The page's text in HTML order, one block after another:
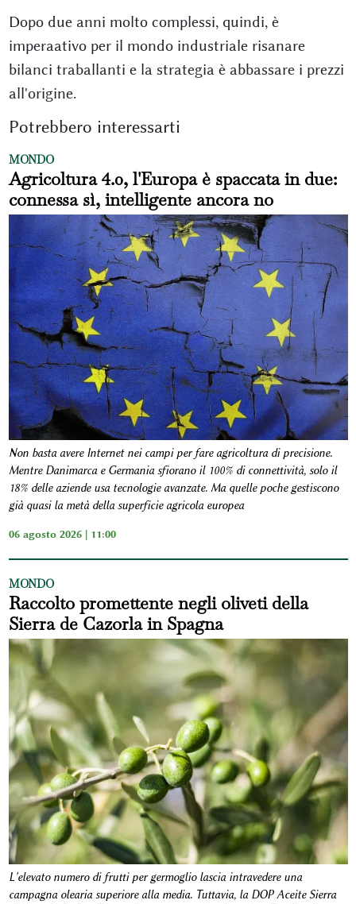
Dopo due anni molto complessi, quindi, è
imperaativo per il mondo industriale risanare
bilanci traballanti e la strategia è abbassare i prezzi
all'origine.
Potrebbero interessarti
MONDO
Agricoltura 4.0, l'Europa è spaccata in due:
connessa sì, intelligente ancora no
Non basta avere Internet nei campi per fare agricoltura di precisione.
Mentre Danimarca e Germania sfiorano il 100% di connettività, solo il
18% delle aziende usa tecnologie avanzate. Ma quelle poche gestiscono
già quasi la metà della superficie agricola europea
06 agosto 2026 | 11:00
MONDO
Raccolto promettente negli oliveti della
Sierra de Cazorla in Spagna
L'elevato numero di frutti per germoglio lascia intravedere una
campagna olearia superiore alla media. Tuttavia, la DOP Aceite Sierra